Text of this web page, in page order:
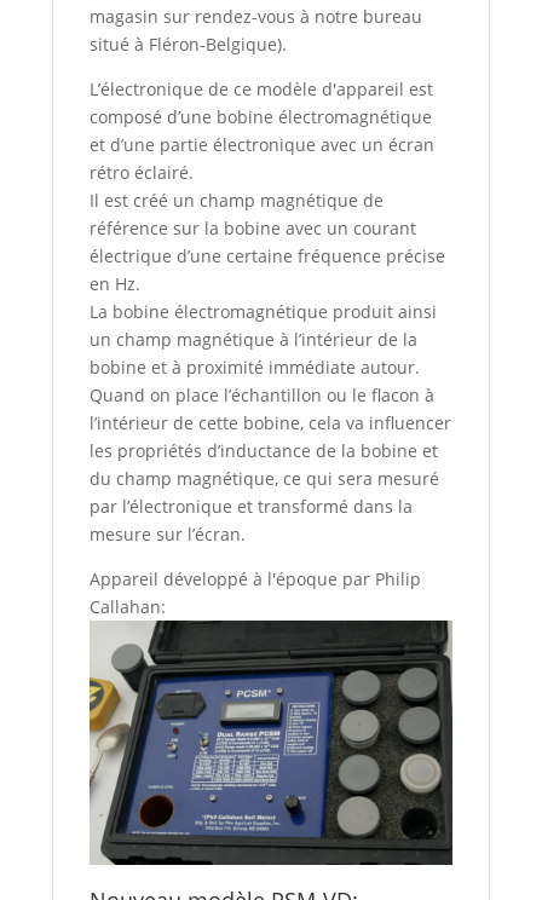
magasin sur rendez-vous à notre bureau
situé à Fléron-Belgique).
L’électronique de ce modèle d'appareil est
composé d’une bobine électromagnétique
et d’une partie électronique avec un écran
rétro éclairé.
Il est créé un champ magnétique de
référence sur la bobine avec un courant
électrique d’une certaine fréquence précise
en Hz.
La bobine électromagnétique produit ainsi
un champ magnétique à l’intérieur de la
bobine et à proximité immédiate autour.
Quand on place l’échantillon ou le flacon à
l’intérieur de cette bobine, cela va influencer
les propriétés d’inductance de la bobine et
du champ magnétique, ce qui sera mesuré
par l’électronique et transformé dans la
mesure sur l’écran.
Appareil développé à l'époque par Philip
Callahan: